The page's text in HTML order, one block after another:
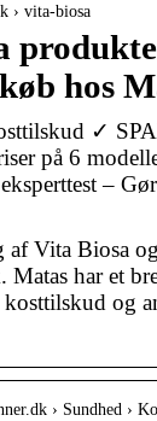
› vita-biosa
hos
✓
på 6
–
af Vita Biosa
Matas har et
og
› Sundhed ›